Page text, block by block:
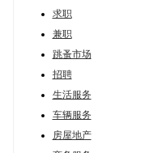
求职
兼职
跳蚤市场
招聘
生活服务
车辆服务
房屋地产